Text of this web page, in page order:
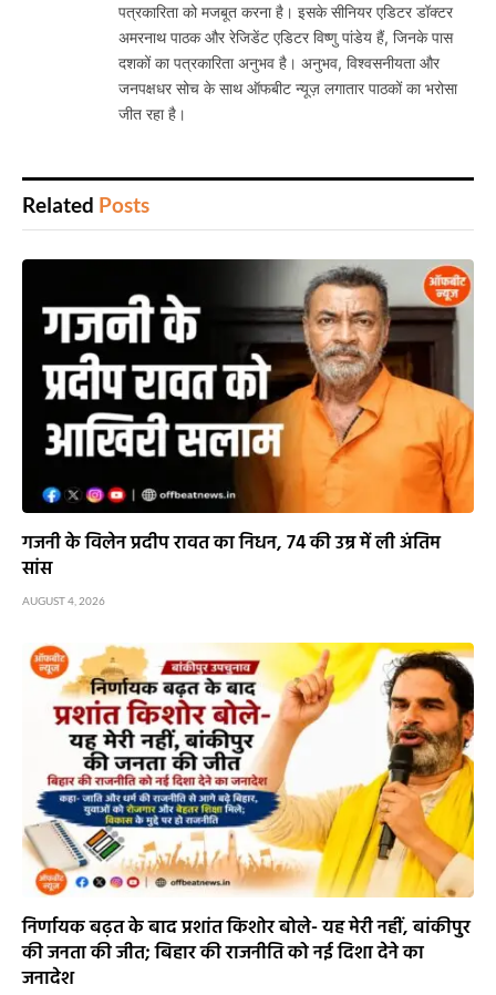
पत्रकारिता को मजबूत करना है। इसके सीनियर एडिटर डॉक्टर
अमरनाथ पाठक और रेजिडेंट एडिटर विष्णु पांडेय हैं, जिनके पास
दशकों का पत्रकारिता अनुभव है। अनुभव, विश्वसनीयता और
जनपक्षधर सोच के साथ ऑफबीट न्यूज़ लगातार पाठकों का भरोसा
जीत रहा है।
Related Posts
गजनी के विलेन प्रदीप रावत का निधन, 74 की उम्र में ली अंतिम
सांस
AUGUST 4, 2026
निर्णायक बढ़त के बाद प्रशांत किशोर बोले- यह मेरी नहीं, बांकीपुर
की जनता की जीत; बिहार की राजनीति को नई दिशा देने का
जनादेश